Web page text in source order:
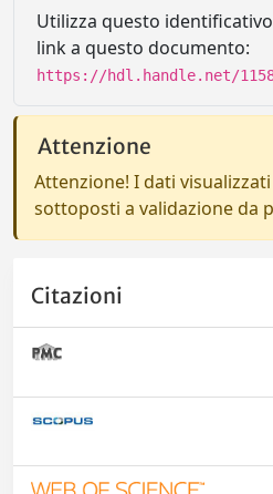
Utilizza questo
link a questo documento:
https://hdl.handle.net/
Attenzione
Attenzione! I dati
sottoposti a validazione da
Citazioni